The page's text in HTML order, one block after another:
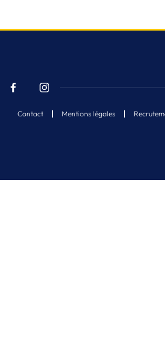
Contact Mentions légales